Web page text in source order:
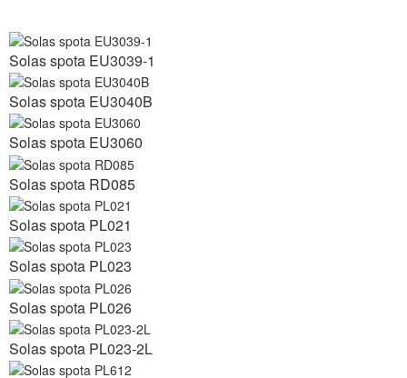
Solas spota EU3039-1
Solas spota EU3040B
Solas spota EU3060
Solas spota RD085
Solas spota PL021
Solas spota PL023
Solas spota PL026
Solas spota PL023-2L